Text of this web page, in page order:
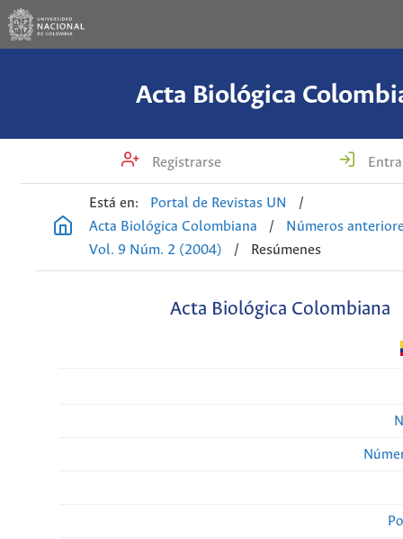
Acta Biológica
Registrarse
Está en: Portal de Revistas UN
/
Acta Biológica Colombiana
/
Números
Vol. 9 Núm. 2 (2004)
/ Resúmenes
Acta Biológica Colombiana